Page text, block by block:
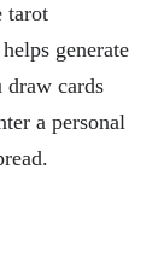
tarot
generate
cards
a personal